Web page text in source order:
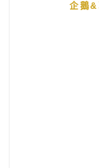
企鵝